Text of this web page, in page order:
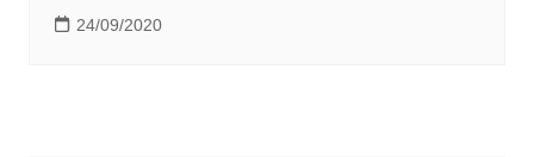
24/09/2020